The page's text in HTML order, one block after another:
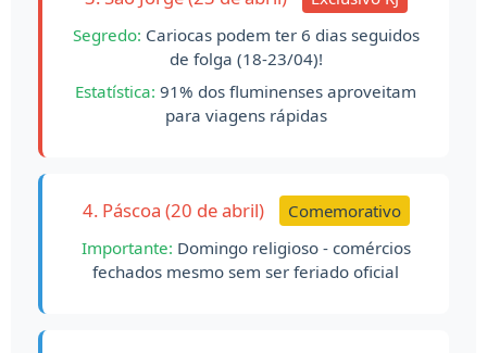
Segredo: Cariocas podem ter 6 dias seguidos
de folga (18-23/04)!
Estatística: 91% dos fluminenses aproveitam
para viagens rápidas
4. Páscoa (20 de abril)
Comemorativo
Importante: Domingo religioso - comércios
fechados mesmo sem ser feriado oficial